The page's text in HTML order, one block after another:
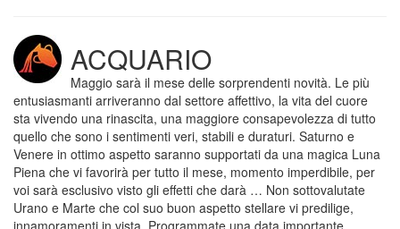
ACQUARIO
Maggio sarà il mese delle sorprendenti novità. Le più
entusiasmanti arriveranno dal settore affettivo, la vita del cuore
sta vivendo una rinascita, una maggiore consapevolezza di tutto
quello che sono i sentimenti veri, stabili e duraturi. Saturno e
Venere in ottimo aspetto saranno supportati da una magica Luna
Piena che vi favorirà per tutto il mese, momento imperdibile, per
voi sarà esclusivo visto gli effetti che darà … Non sottovalutate
Urano e Marte che col suo buon aspetto stellare vi predilige,